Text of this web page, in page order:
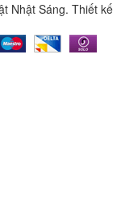
Nhật Sáng. Thiết kế